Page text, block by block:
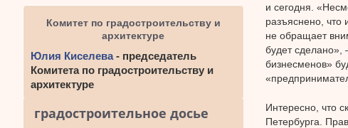
и сегодня.
разъяснено, что
не обращает
будет сделано»,
бизнесменов»
Интересно, что
Петербурга.
Комитет по градостроительству и
архитектуре
Юлия Киселева- председатель
Комитета по градостроительству и
архитектуре
градостроительное досье